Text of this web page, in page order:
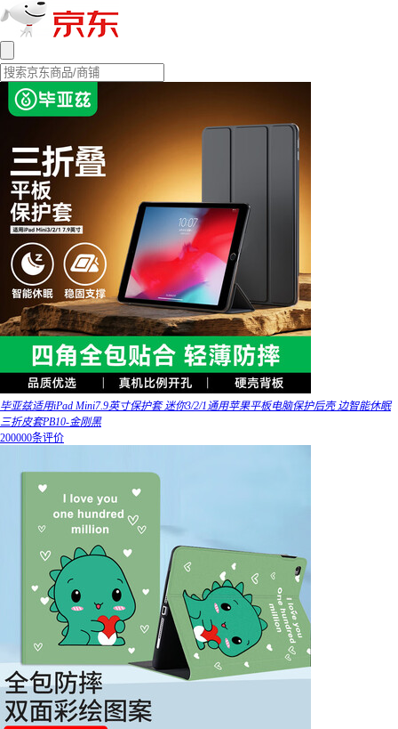
毕亚兹适用iPad Mini7.9英寸保护套 迷你3/2/1通用苹果平板电脑保护后壳 边智能休眠
三折皮套PB10-金刚黑
200000条评价